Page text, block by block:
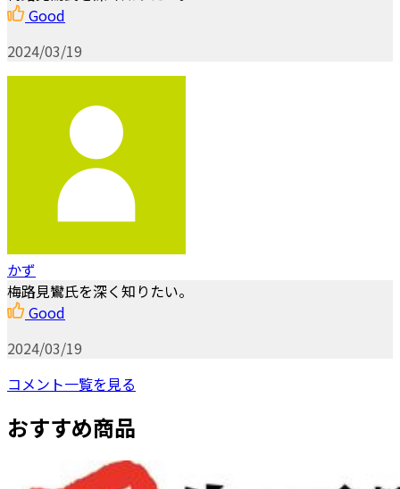
Good
2024/03/19
かず
梅路見鸞氏を深く知りたい。
Good
2024/03/19
コメント一覧を見る
おすすめ商品